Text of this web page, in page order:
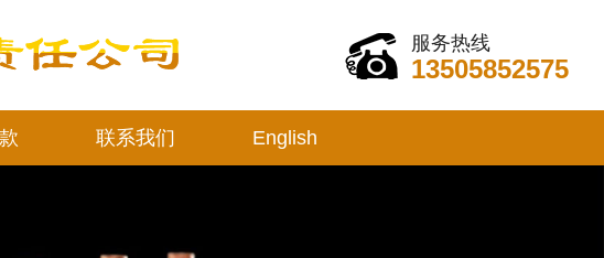
服务热线
13505852575
联系我们 English